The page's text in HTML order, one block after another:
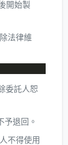
開始製
法律維
委託人恕
予退回。
不得使用